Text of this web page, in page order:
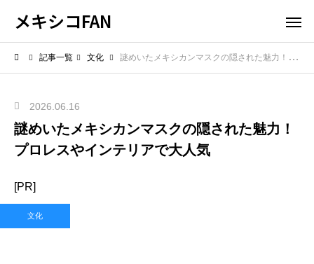
メキシコFAN
記事一覧 文化 謎めいたメキシカンマスクの隠された魅力！プロレスやインテリアで大人気
2026.06.16
謎めいたメキシカンマスクの隠された魅力！
プロレスやインテリアで大人気
[PR]
文化